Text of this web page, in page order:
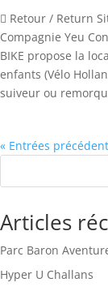
 Retour / Return
Compagnie Yeu
BIKE propose la
enfants (Vélo
suiveur ou
« Entrées
Articles
Parc Baron
Hyper U Challans